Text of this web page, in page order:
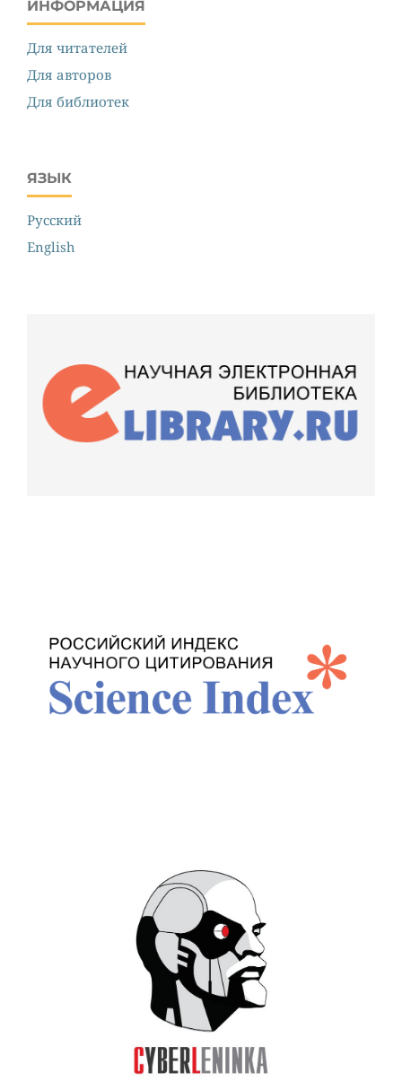
ИНФОРМАЦИЯ
Для читателей
Для авторов
Для библиотек
ЯЗЫК
Русский
English